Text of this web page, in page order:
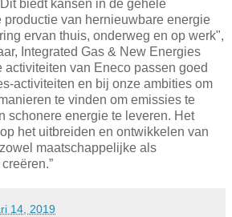
biedt kansen in de gehele
productie van hernieuwbare energie
ervan thuis, onderweg en op werk",
Integrated Gas & New Energies
activiteiten van Eneco passen goed
activiteiten en bij onze ambities om
te vinden om emissies te
schonere energie te leveren. Het
het uitbreiden en ontwikkelen van
maatschappelijke als
14, 2019